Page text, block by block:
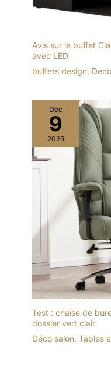
Avis sur le buffet
avec LED
buffets design,
Déc
9
2025
Test : chaise de
dossier vert clair
Déco salon, Tables